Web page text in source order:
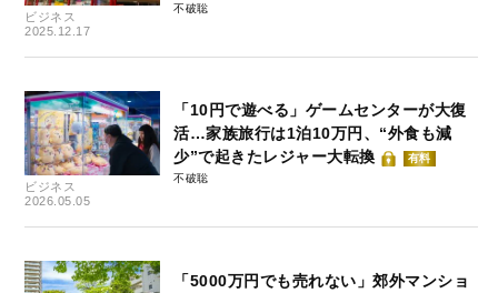
ビジネス
2025.12.17
不破聡
ビジネス
2026.05.05
「10円で遊べる」ゲームセンターが大復
活…家族旅行は1泊10万円、“外食も減
少”で起きたレジャー大転換
有料
不破聡
「5000万円でも売れない」郊外マンショ